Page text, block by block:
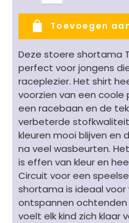
pyjama
raceauto
navy/wit/rood
aantal
Toevoegen
Deze stoere shortama
perfect voor jongens
raceplezier. Het shirt
voorzien van een
een racebaan en de
verbeterde
kleuren mooi blijven en
na veel wasbeurten.
is effen van kleur en
Circuit voor een
shortama is ideaal
ontspannen
voelt elk kind zich klaar